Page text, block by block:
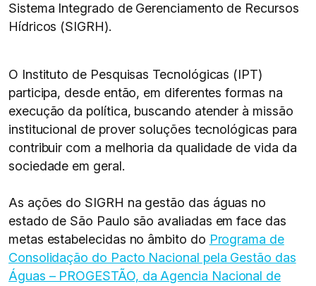
Sistema Integrado de Gerenciamento de Recursos
Hídricos (SIGRH).
O Instituto de Pesquisas Tecnológicas (IPT)
participa, desde então, em diferentes formas na
execução da política, buscando atender à missão
institucional de prover soluções tecnológicas para
contribuir com a melhoria da qualidade de vida da
sociedade em geral.
As ações do SIGRH na gestão das águas no
estado de São Paulo são avaliadas em face das
metas estabelecidas no âmbito do Programa de
Consolidação do Pacto Nacional pela Gestão das
Águas – PROGESTÃO, da Agencia Nacional de